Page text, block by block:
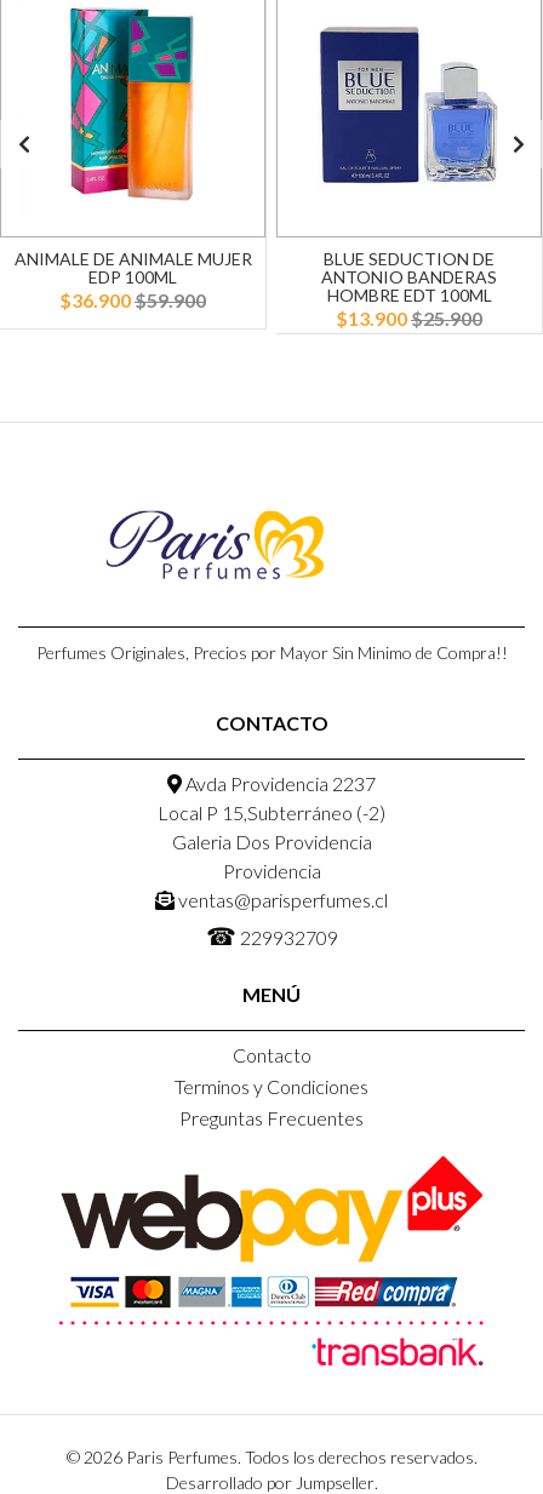
ANIMALE DE ANIMALE MUJER
EDP 100ML
$36.900$59.900
BLUE SEDUCTION DE
ANTONIO BANDERAS
HOMBRE EDT 100ML
$13.900$25.900
Perfumes Originales, Precios por Mayor Sin Minimo de Compra!!
CONTACTO
Avda Providencia 2237
Local P 15,Subterráneo (-2)
Galeria Dos Providencia
Providencia
ventas@parisperfumes.cl
☎ 229932709
MENÚ
Contacto
Terminos y Condiciones
Preguntas Frecuentes
© 2026 Paris Perfumes. Todos los derechos reservados.
Desarrollado por Jumpseller.